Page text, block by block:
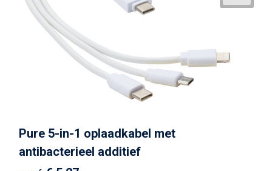
Pure 5-in-1 oplaadkabel met
antibacterieel additief